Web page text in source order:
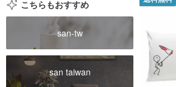
こちらもおすすめ
san-tw
san taiwan